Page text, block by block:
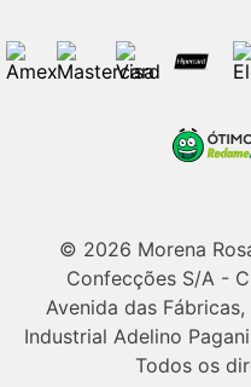
© 2026 Morena
Confecções S/A -
Avenida das
Industrial Adelino
Todos os